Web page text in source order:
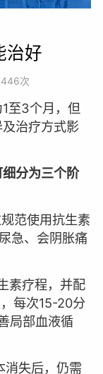
治好
次
3个月，但
治疗方式影
分为三个阶
范使用抗生素
急、会阴胀痛
疗程，并配
每次15-20分
局部血液循
失后，仍需